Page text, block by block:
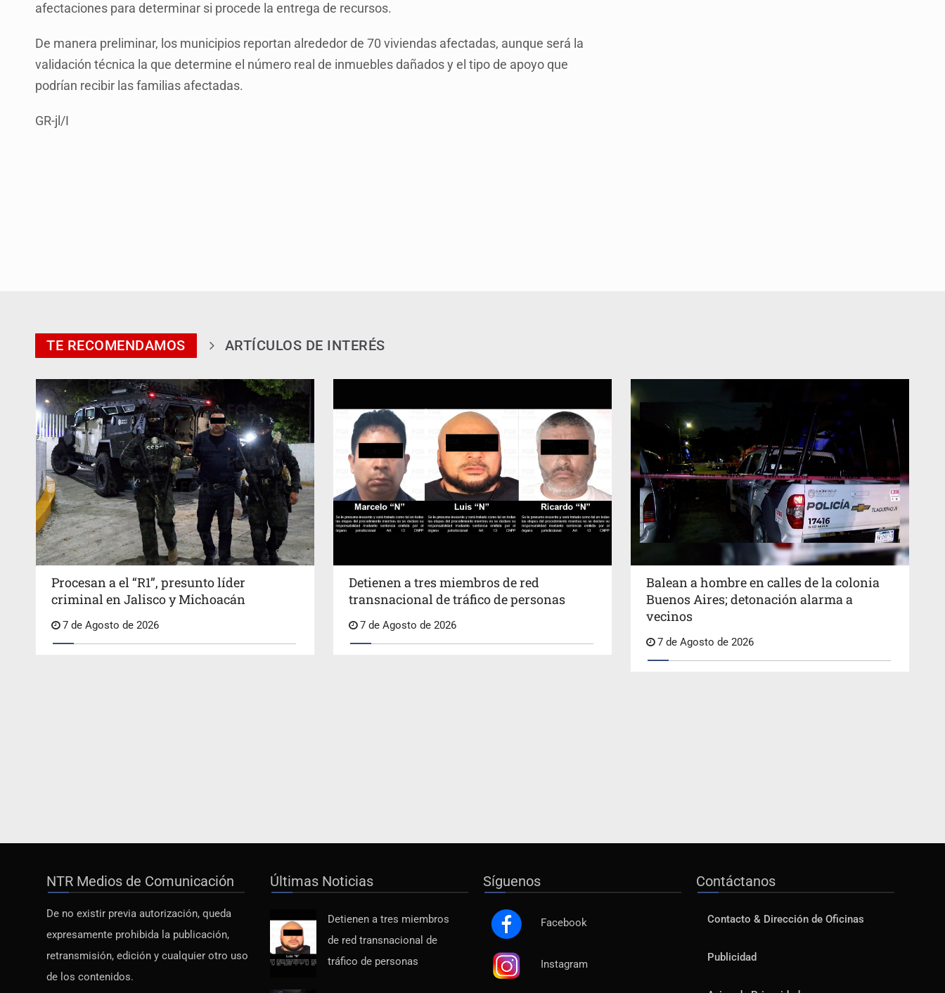
afectaciones para determinar si procede la entrega de recursos.
De manera preliminar, los municipios reportan alrededor de 70 viviendas afectadas, aunque será la
validación técnica la que determine el número real de inmuebles dañados y el tipo de apoyo que
podrían recibir las familias afectadas.
GR-jl/I
TE RECOMENDAMOS ARTÍCULOS DE INTERÉS
Procesan a el “R1”, presunto líder
criminal en Jalisco y Michoacán
7 de Agosto de 2026
Detienen a tres miembros de red
transnacional de tráfico de personas
7 de Agosto de 2026
Balean a hombre en calles de la colonia
Buenos Aires; detonación alarma a
vecinos
7 de Agosto de 2026
NTR Medios de Comunicación
De no existir previa autorización, queda
expresamente prohibida la publicación,
retransmisión, edición y cualquier otro uso
de los contenidos.
Últimas Noticias
Detienen a tres miembros
de red transnacional de
tráfico de personas
Síguenos
Facebook
Instagram
Contáctanos
Contacto & Dirección de Oficinas
Publicidad